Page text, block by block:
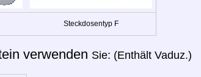
Steckdosentyp F
verwenden Sie: (Enthält Vaduz.)